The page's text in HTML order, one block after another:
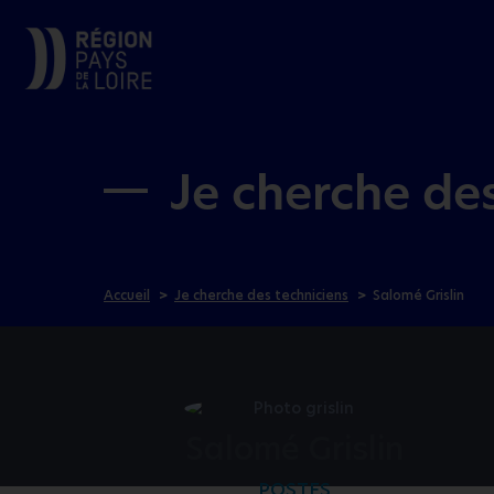
Je cherche
Accueil Je cherche des techniciens Salomé Grislin